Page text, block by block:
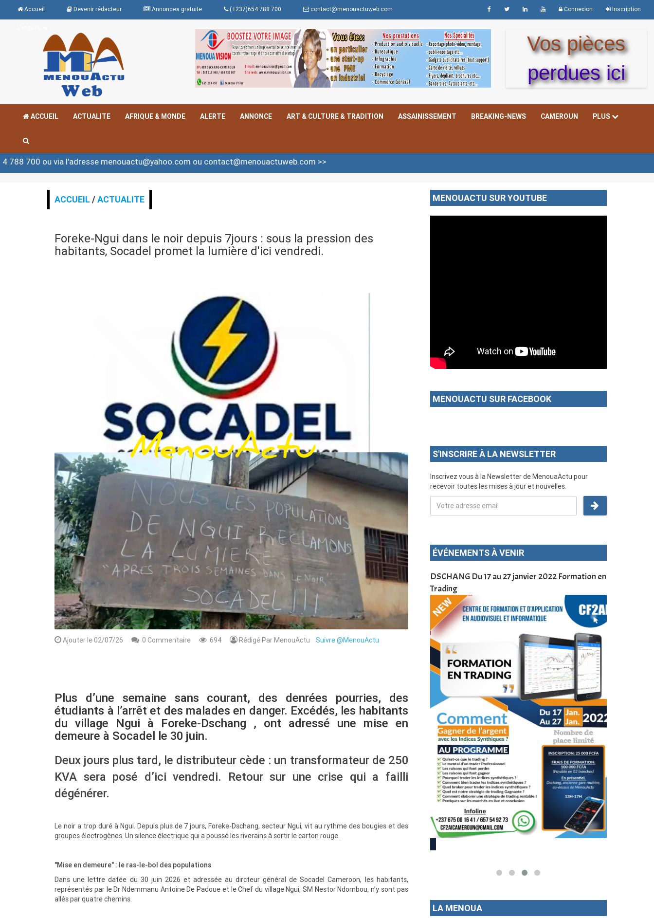
Accueil Devenir rédacteur Annonces gratuite (+237)654 788 700 contact@menouactuweb.com Connexion Inscription
Vos pièces
perdues ici
ACCUEIL ACTUALITE AFRIQUE & MONDE ALERTE ANNONCE ART & CULTURE & TRADITION ASSAINISSEMENT BREAKING-NEWS CAMEROUN PLUS
l'adresse menouactu@yahoo.com ou contact@menouactuweb.com >>
ACCUEIL /ACTUALITE
Foreke-Ngui dans le noir depuis 7jours : sous la pression des
habitants, Socadel promet la lumière d'ici vendredi.
Ajouter le 02/07/26 0 Commentaire 694 Rédigé Par MenouActuSuivre @MenouActu
Plus d’une semaine sans courant, des denrées pourries, des
étudiants à l’arrêt et des malades en danger. Excédés, les habitants
du village Ngui à Foreke-Dschang , ont adressé une mise en
demeure à Socadel le 30 juin.
Deux jours plus tard, le distributeur cède : un transformateur de 250
KVA sera posé d’ici vendredi. Retour sur une crise qui a failli
dégénérer.
Le noir a trop duré à Ngui. Depuis plus de 7 jours, Foreke-Dschang, secteur Ngui, vit au rythme des bougies et des
groupes électrogènes. Un silence électrique qui a poussé les riverains à sortir le carton rouge.
"Mise en demeure" : le ras-le-bol des populations
Dans une lettre datée du 30 juin 2026 et adressée au dircteur général de Socadel Cameroon, les habitants,
représentés par le Dr Ndemmanu Antoine De Padoue et le Chef du village Ngui, SM Nestor Ndombou, n’y sont pas
allés par quatre chemins.
MENOUACTU SUR YOUTUBE
MENOUACTU SUR FACEBOOK
S'INSCRIRE À LA NEWSLETTER
Inscrivez vous à la Newsletter de MenouaActu pour
recevoir toutes les mises à jour et nouvelles.
ÉVÉNEMENTS À VENIR
Rendez-vous le 10 Octobre avec GESPROS pour
une formation de qualité, un métier
Devenez infographiste professionnel en 10 jours
de formation pratique. Dschang du 17 au 27
janvier 2022
DSCHANG Du 17 au 27 janvier 2022 Formation en
Trading
Cameroun
LA MENOUA